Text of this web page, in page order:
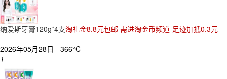
纳爱斯牙膏120g*4支淘礼金8.8元包邮 需进淘金币频道-足迹加抵0.3元
2026年05月28日 - 366°C
1